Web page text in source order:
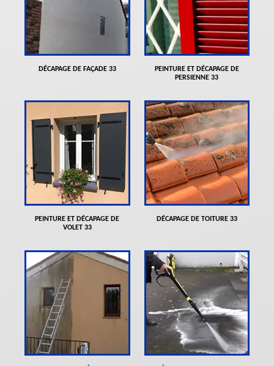
DÉCAPAGE DE FAÇADE 33
PEINTURE ET DÉCAPAGE DE
PERSIENNE 33
PEINTURE ET DÉCAPAGE DE
VOLET 33
DÉCAPAGE DE TOITURE 33